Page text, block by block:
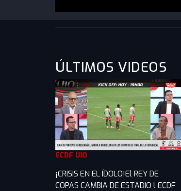
ÚLTIMOS VIDEOS
ECDF UIO
¡CRISIS EN EL ÍDOLO!El REY DE
COPAS CAMBIA DE ESTADIO l ECDF